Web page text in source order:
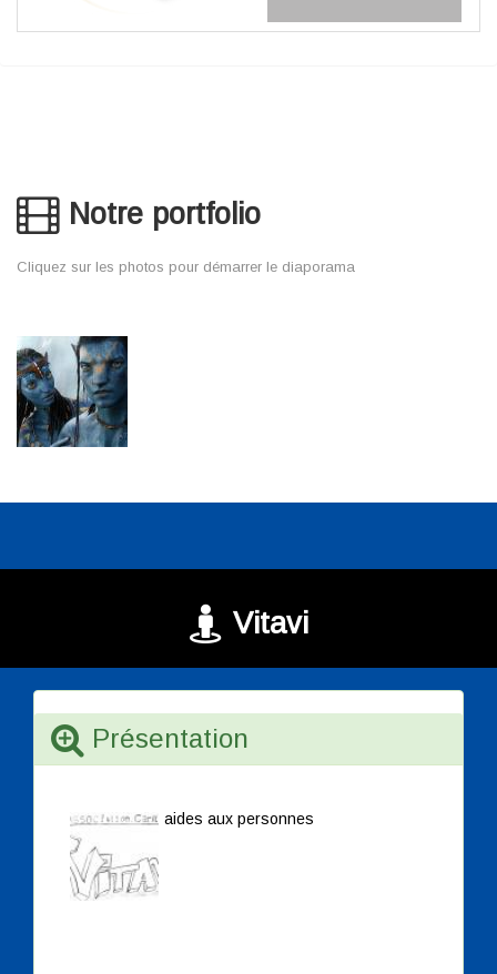
Notre portfolio
Cliquez sur les photos pour démarrer le diaporama
Vitavi
Présentation
aides aux personnes